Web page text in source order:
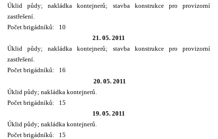
HRY OD ROKU 1973
FOTOALBUM
ČLENOVÉ - SOUČASNOST
HRY DO ROKU 1973
Úklid půdy; nakládka kontejnerů; stavba konstrukce pro provizorní
zastřešení.
Počet brigádníků: 10
21. 05. 2011
Úklid půdy; nakládka kontejnerů; stavba konstrukce pro provizorní
zastřešení.
Počet brigádníků: 16
20. 05. 2011
Úklid půdy; nakládka kontejnerů.
Počet brigádníků: 15
19. 05. 2011
Úklid půdy; nakládka kontejnerů.
Počet brigádníků: 15